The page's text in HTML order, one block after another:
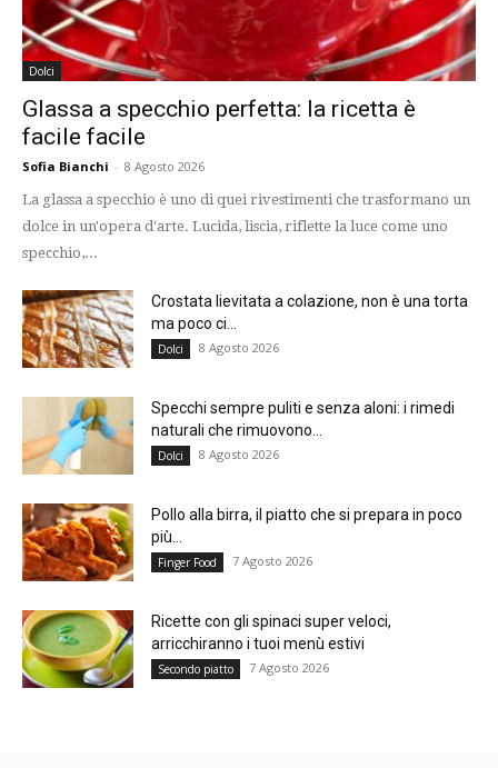
Dolci
Glassa a specchio perfetta: la ricetta è
facile facile
Sofia Bianchi - 8 Agosto 2026
La glassa a specchio è uno di quei rivestimenti che trasformano un
dolce in un'opera d'arte. Lucida, liscia, riflette la luce come uno
specchio,...
Crostata lievitata a colazione, non è una torta
ma poco ci...
Dolci 8 Agosto 2026
Specchi sempre puliti e senza aloni: i rimedi
naturali che rimuovono...
Dolci 8 Agosto 2026
Pollo alla birra, il piatto che si prepara in poco
più...
Finger Food 7 Agosto 2026
Ricette con gli spinaci super veloci,
arricchiranno i tuoi menù estivi
Secondo piatto 7 Agosto 2026